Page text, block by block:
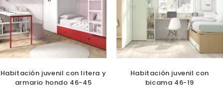
Habitación juvenil con litera y
armario hondo 46-45
Habitación juvenil con
bicama 46-19